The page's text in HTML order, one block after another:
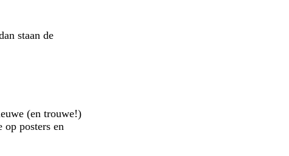
staan de
(en trouwe!)
posters en